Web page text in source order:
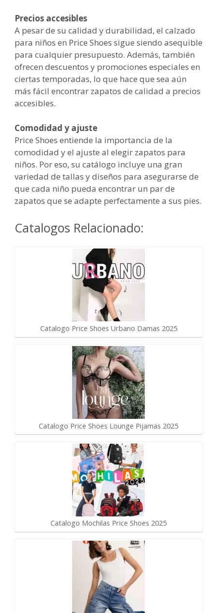
Precios accesibles
A pesar de su calidad y durabilidad, el calzado
para niños en Price Shoes sigue siendo asequible
para cualquier presupuesto. Además, también
ofrecen descuentos y promociones especiales en
ciertas temporadas, lo que hace que sea aún
más fácil encontrar zapatos de calidad a precios
accesibles.
Comodidad y ajuste
Price Shoes entiende la importancia de la
comodidad y el ajuste al elegir zapatos para
niños. Por eso, su catálogo incluye una gran
variedad de tallas y diseños para asegurarse de
que cada niño pueda encontrar un par de
zapatos que se adapte perfectamente a sus pies.
Catalogos Relacionado:
Catalogo Price Shoes Urbano Damas 2025
Catalogo Price Shoes Lounge Pijamas 2025
Catalogo Mochilas Price Shoes 2025